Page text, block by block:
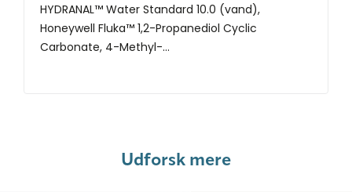
HYDRANAL™ Water Standard 10.0 (vand),
Honeywell Fluka™ 1,2-Propanediol Cyclic
Carbonate, 4-Methyl-...
Udforsk mere